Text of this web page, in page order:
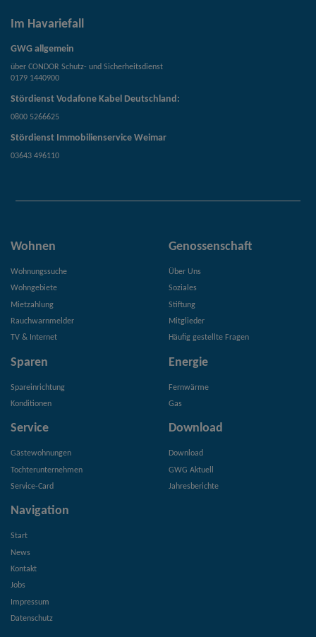
Im Havariefall
GWG allgemein
über CONDOR Schutz- und Sicherheitsdienst
0179 1440900
Stördienst Vodafone Kabel Deutschland:
0800 5266625
Stördienst Immobilienservice Weimar
03643 496110
Wohnen
Wohnungssuche
Wohngebiete
Mietzahlung
Rauchwarnmelder
TV & Internet
Genossenschaft
Über Uns
Soziales
Stiftung
Mitglieder
Häufig gestellte Fragen
Sparen
Spareinrichtung
Konditionen
Energie
Fernwärme
Gas
Service
Gästewohnungen
Tochterunternehmen
Service-Card
Download
Download
GWG Aktuell
Jahresberichte
Navigation
Start
News
Kontakt
Jobs
Impressum
Datenschutz